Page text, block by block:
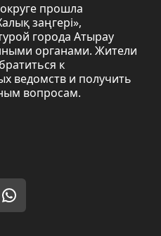
прошла
заңгері»,
города Атырау
органами. Жители
к
ведомств и получить
вопросам.